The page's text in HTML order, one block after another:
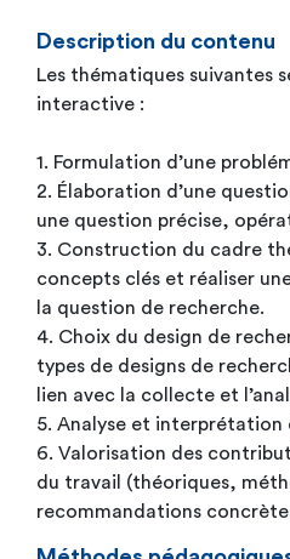
Description du contenu
Les thématiques suivantes
interactive :
1. Formulation d’une
2. Élaboration d’une
une question précise,
3. Construction du cadre
concepts clés et réaliser
la question de recherche.
4. Choix du design de
types de designs de
lien avec la collecte et
5. Analyse et interprétation
6. Valorisation des
du travail (théoriques,
recommandations